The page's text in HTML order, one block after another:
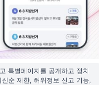
특별페이지를 공개하고 정치
순 제한, 허위정보 신고 기능,